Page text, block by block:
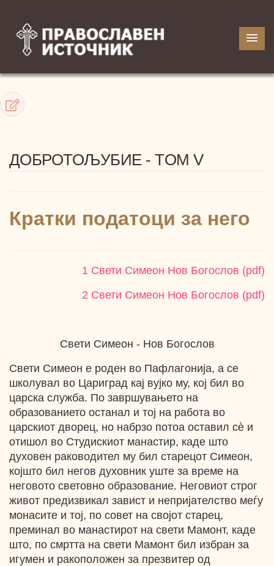
ДОБРОТОЉУБИЕ - TOM V
Кратки податоци за него
1 Свети Симеон Нов Богослов (pdf)
2 Свети Симеон Нов Богослов (pdf)
Свети Симеон - Нов Богослов
Свети Симеон е роден во Пафлагонија, а се
школувал во Цариград кај вујко му, кој бил во
царска служба. По завршувањето на
образованието останал и тој на работа во
царскиот дворец, но набрзо потоа оставил сѐ и
отишол во Студискиот манастир, каде што
духовен раководител му бил старецот Симеон,
којшто бил негов духовник уште за време на
неговото световно образование. Неговиот строг
живот предизвикал завист и непријателство меѓу
монасите и тој, по совет на својот старец,
преминал во манастирот на свети Мамонт, каде
што, по смртта на свети Мамонт бил избран за
игумен и ракоположен за презвитер од